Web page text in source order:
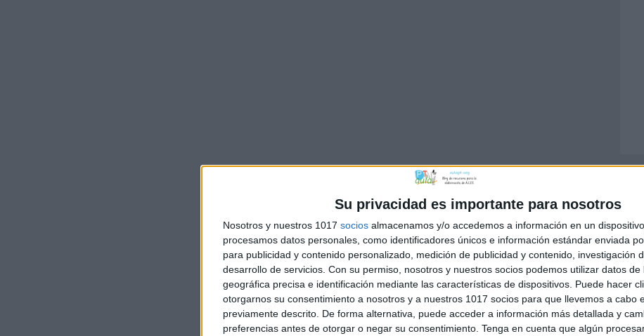
Su privacidad es importante para nosotros
Nosotros y nuestros 1017 socios almacenamos y/o accedemos a información en un
procesamos datos personales, como identificadores únicos e información estándar enviada
para publicidad y contenido personalizado, medición de publicidad y contenido, investigación
desarrollo de servicios. Con su permiso, nosotros y nuestros socios podemos utilizar datos de
geográfica precisa e identificación mediante las características de dispositivos. Puede hacer
otorgarnos su consentimiento a nosotros y a nuestros 1017 socios para que llevemos a cabo
previamente descrito. De forma alternativa, puede acceder a información más detallada y
preferencias antes de otorgar o negar su consentimiento. Tenga en cuenta que algún